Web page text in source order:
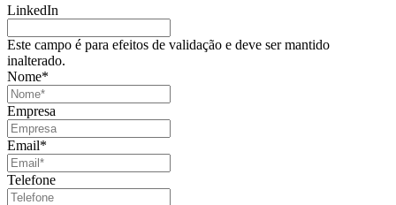
LinkedIn
Este campo é para efeitos de validação e deve ser mantido
inalterado.
Nome*
Empresa
Email*
Telefone